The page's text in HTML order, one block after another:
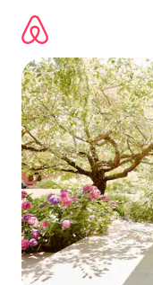
para
conteúdo